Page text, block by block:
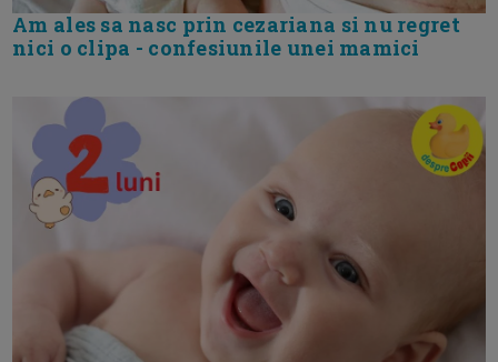
Am ales sa nasc prin cezariana si nu regret
nici o clipa - confesiunile unei mamici